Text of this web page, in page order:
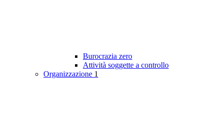
Burocrazia zero
Attività soggette a controllo
Organizzazione 1